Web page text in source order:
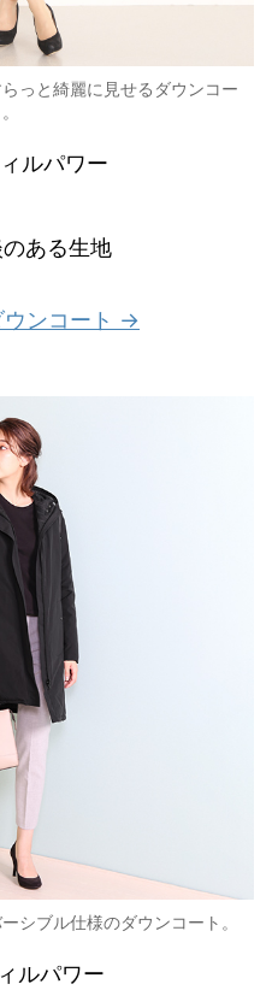
っと綺麗に見せるダウンコー
ルパワー
ある生地
ウンコート →
シブル仕様のダウンコート。
ルパワー